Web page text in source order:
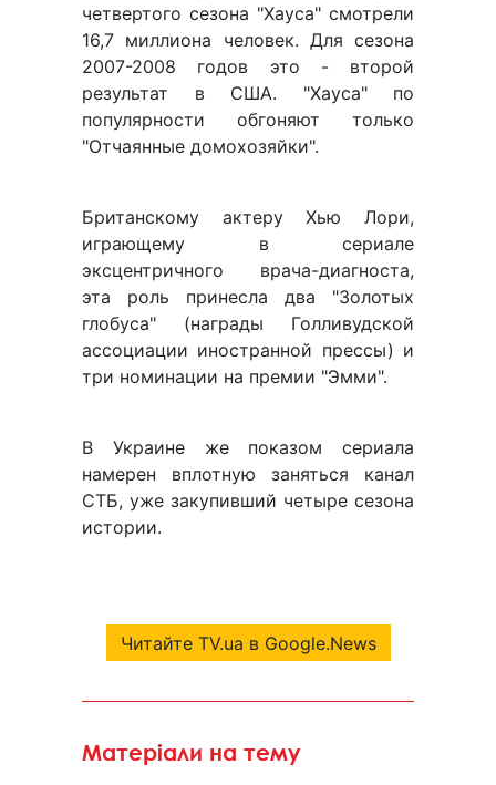
четвертого сезона "Хауса" смотрели
16,7 миллиона человек. Для сезона
2007-2008 годов это - второй
результат в США. "Хауса" по
популярности обгоняют только
"Отчаянные домохозяйки".
Британскому актеру Хью Лори,
играющему в сериале
эксцентричного врача-диагноста,
эта роль принесла два "Золотых
глобуса" (награды Голливудской
ассоциации иностранной прессы) и
три номинации на премии "Эмми".
В Украине же показом сериала
намерен вплотную заняться канал
СТБ, уже закупивший четыре сезона
истории.
Читайте TV.ua в Google.News
Матеріали на тему